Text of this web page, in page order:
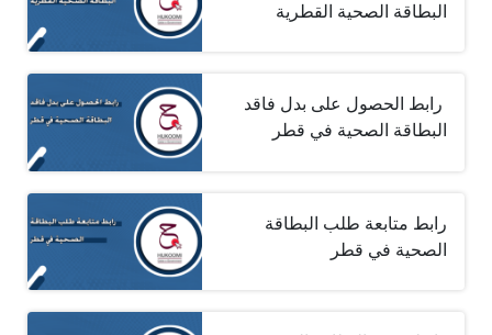
البطاقة الصحية القطرية
‎ ‎رابط الحصول على بدل فاقد
البطاقة الصحية في قطر
رابط متابعة طلب البطاقة
الصحية في قطر